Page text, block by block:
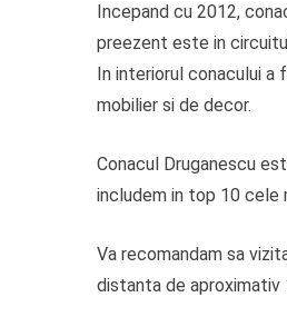
Incepand cu 2012,
preezent este in
In interiorul conacului
mobilier si de decor.
Conacul Druganescu
includem in top 10 cele
Va recomandam sa
distanta de aproximativ